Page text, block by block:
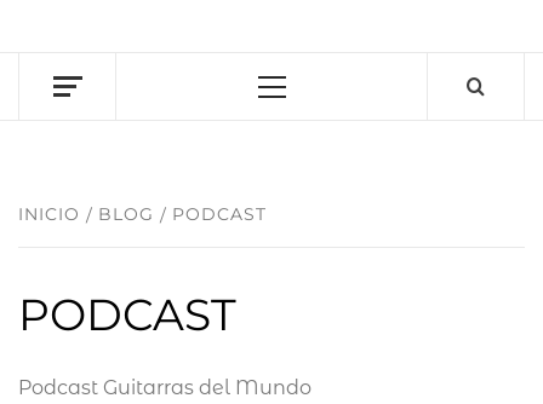
INICIO BLOG PODCAST
PODCAST
Podcast Guitarras del Mundo